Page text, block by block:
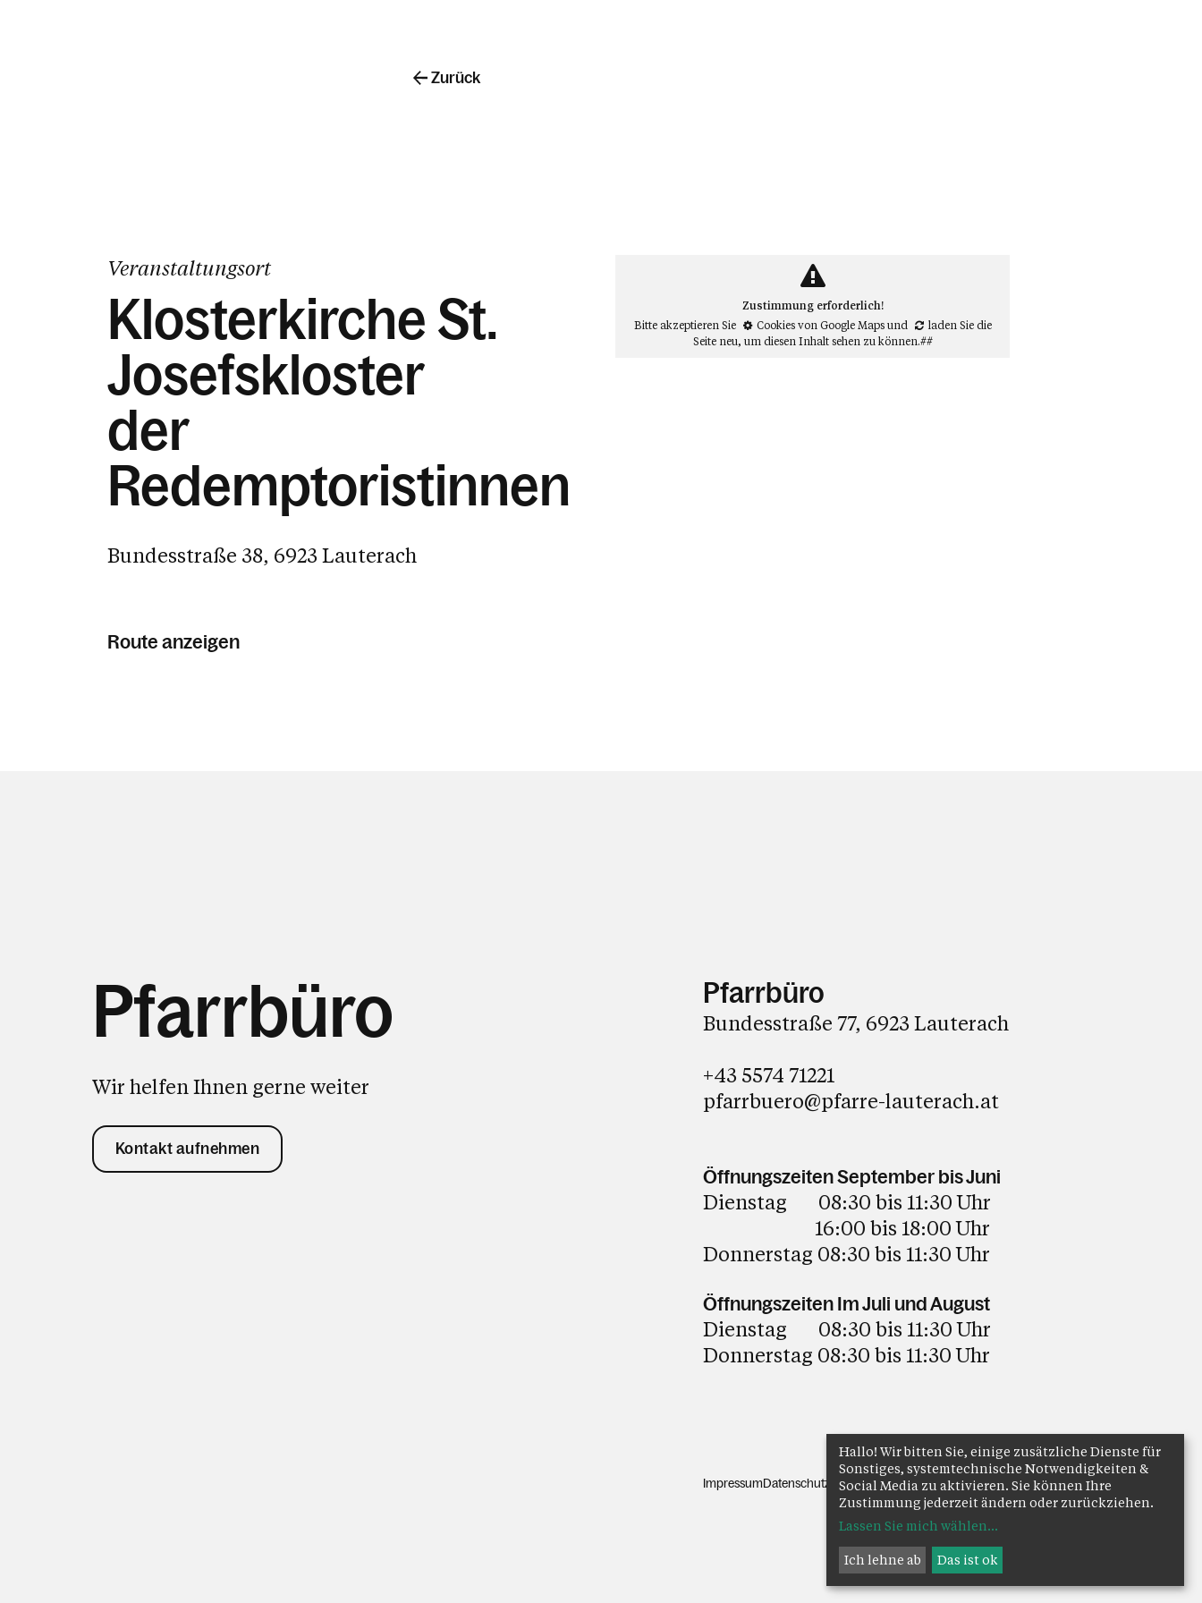
Zurück
Veranstaltungsort
Klosterkirche St.
Josefskloster
der
Redemptoristinnen
Bundesstraße 38, 6923 Lauterach
Route anzeigen
Zustimmung erforderlich!
Bitte akzeptieren Sie
Cookies von Google Mapsund
laden Sie die
Seite neu, um diesen Inhalt sehen zu können.##
Pfarrbüro
Wir helfen Ihnen gerne weiter
Kontakt aufnehmen
Pfarrbüro
Bundesstraße 77, 6923 Lauterach
+43 5574 71221
pfarrbuero@pfarre-lauterach.at
Öffnungszeiten September bis Juni
Dienstag 08:30 bis 11:30 Uhr
16:00 bis 18:00 Uhr
Donnerstag 08:30 bis 11:30 Uhr
Öffnungszeiten Im Juli und August
Dienstag 08:30 bis 11:30 Uhr
Donnerstag 08:30 bis 11:30 Uhr
ImpressumDatenschutz Anmelden
Hallo! Wir bitten Sie, einige zusätzliche Dienste für
Sonstiges, systemtechnische Notwendigkeiten &
Social Media zu aktivieren. Sie können Ihre
Zustimmung jederzeit ändern oder zurückziehen.
Lassen Sie mich wählen...
Ich lehne ab Das ist ok